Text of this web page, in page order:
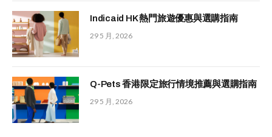
Indicaid HK 熱門旅遊優惠與選購指南
29 5 月, 2026
Q-Pets 香港限定旅行情境推薦與選購指南
29 5 月, 2026